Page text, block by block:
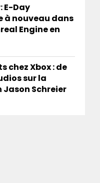
E-Day
à nouveau dans
Engine en
chez Xbox : de
sur la
Schreier